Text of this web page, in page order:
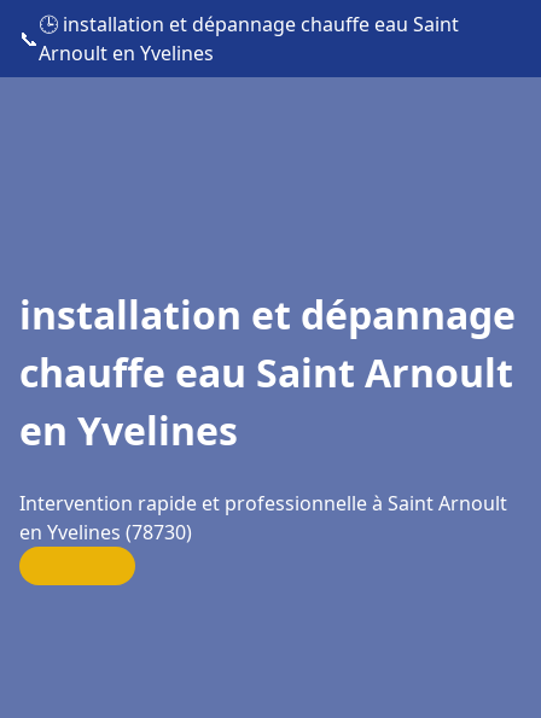
📞
🕒 installation et dépannage chauffe eau Saint
Arnoult en Yvelines
installation et dépannage
chauffe eau Saint Arnoult
en Yvelines
Intervention rapide et professionnelle à Saint Arnoult
en Yvelines (78730)